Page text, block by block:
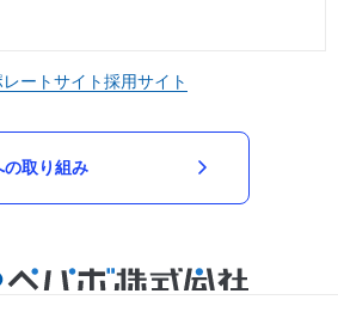
ートサイト採用サイト
の取り組み